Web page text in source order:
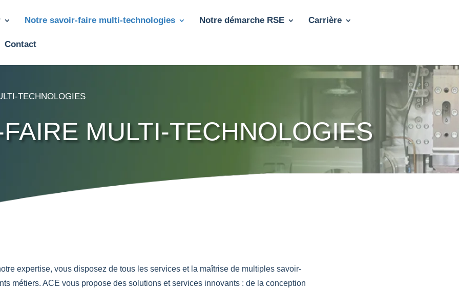
Notre savoir-faire multi-technologies Notre démarche RSE Carrière
Contact
TECHNOLOGIES
MULTI-TECHNOLOGIES
expertise, vous disposez de tous les services et la maîtrise de multiples savoir-
métiers. ACE vous propose des solutions et services innovants : de la conception